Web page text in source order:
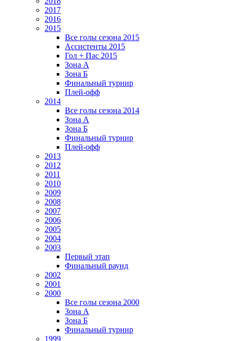
2017
2016
2015
Все голы сезона 2015
Ассистенты 2015
Гол + Пас 2015
Зона А
Зона Б
Финальный турнир
Плей-офф
2014
Все голы сезона 2014
Зона А
Зона Б
Финальный турнир
Плей-офф
2013
2012
2011
2010
2009
2008
2007
2006
2005
2004
2003
Первый этап
Финальный раунд
2002
2001
2000
Все голы сезона 2000
Зона А
Зона Б
Финальный турнир
1999